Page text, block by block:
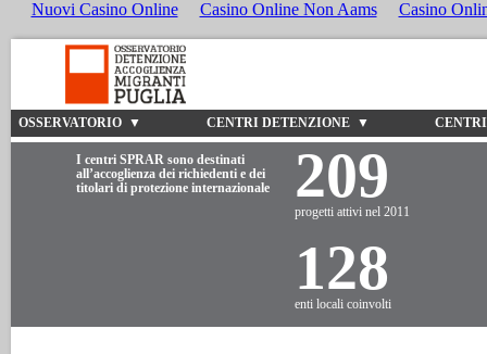
Nuovi Casino Online Casino Online Non Aams Casino
OSSERVATORIO ▼ CENTRI DETENZIONE ▼
I centri SPRAR sono destinati
all’accoglienza dei richiedenti e dei
titolari di protezione internazionale
209
progetti attivi nel 2011
128
enti locali coinvolti